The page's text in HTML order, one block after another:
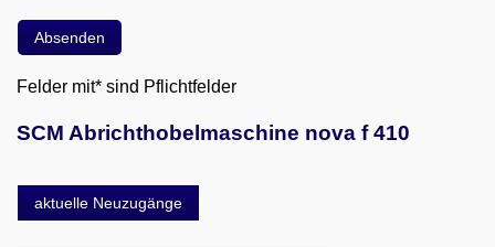
Felder mit* sind Pflichtfelder
SCM Abrichthobelmaschine nova f 410
aktuelle Neuzugänge